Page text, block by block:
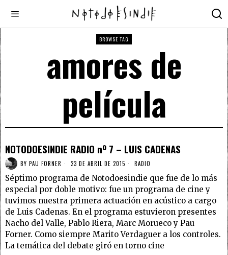
BROWSE TAG
amores de
película
NOTODOESINDIE RADIO nº 7 – LUIS CADENAS
BY PAU FORNER 23 DE ABRIL DE 2015 RADIO
Séptimo programa de Notodoesindie que fue de lo más
especial por doble motivo: fue un programa de cine y
tuvimos nuestra primera actuación en acústico a cargo
de Luis Cadenas. En el programa estuvieron presentes
Nacho del Valle, Pablo Riera, Marc Morueco y Pau
Forner. Como siempre Marito Verdaguer a los controles.
La temática del debate giró en torno cine